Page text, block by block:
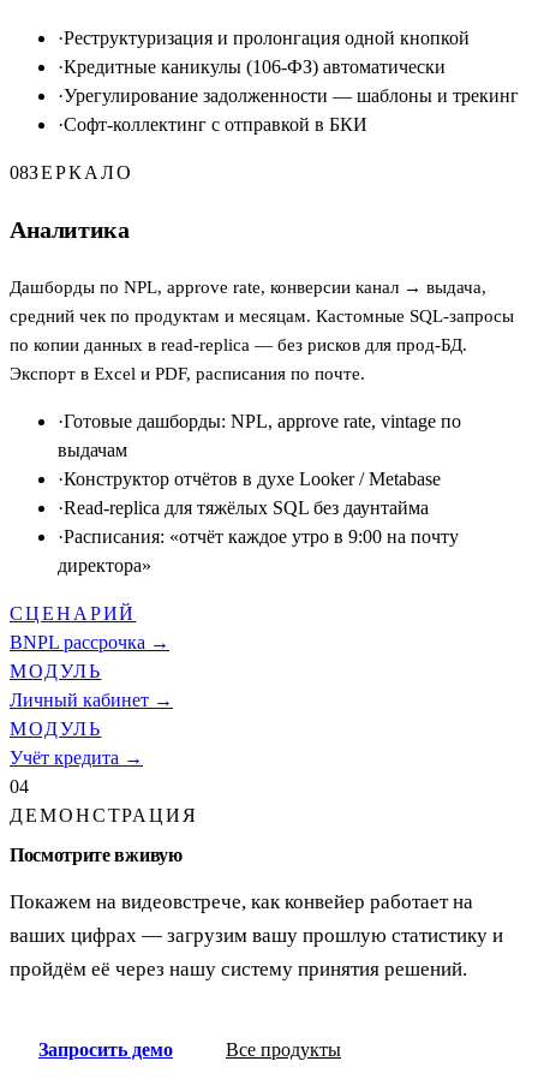
·Реструктуризация и пролонгация одной кнопкой
·Кредитные каникулы (106-ФЗ) автоматически
·Урегулирование задолженности — шаблоны и трекинг
·Софт-коллектинг с отправкой в БКИ
08ЗЕРКАЛО
Аналитика
Дашборды по NPL, approve rate, конверсии канал → выдача,
средний чек по продуктам и месяцам. Кастомные SQL-запросы
по копии данных в read-replica — без рисков для прод-БД.
Экспорт в Excel и PDF, расписания по почте.
·Готовые дашборды: NPL, approve rate, vintage по
выдачам
·Конструктор отчётов в духе Looker / Metabase
·Read-replica для тяжёлых SQL без даунтайма
·Расписания: «отчёт каждое утро в 9:00 на почту
директора»
СЦЕНАРИЙ
BNPL рассрочка →
МОДУЛЬ
Личный кабинет →
МОДУЛЬ
Учёт кредита →
04
ДЕМОНСТРАЦИЯ
Посмотрите вживую
Покажем на видеовстрече, как конвейер работает на
ваших цифрах — загрузим вашу прошлую статистику и
пройдём её через нашу систему принятия решений.
Запросить демо Все продукты